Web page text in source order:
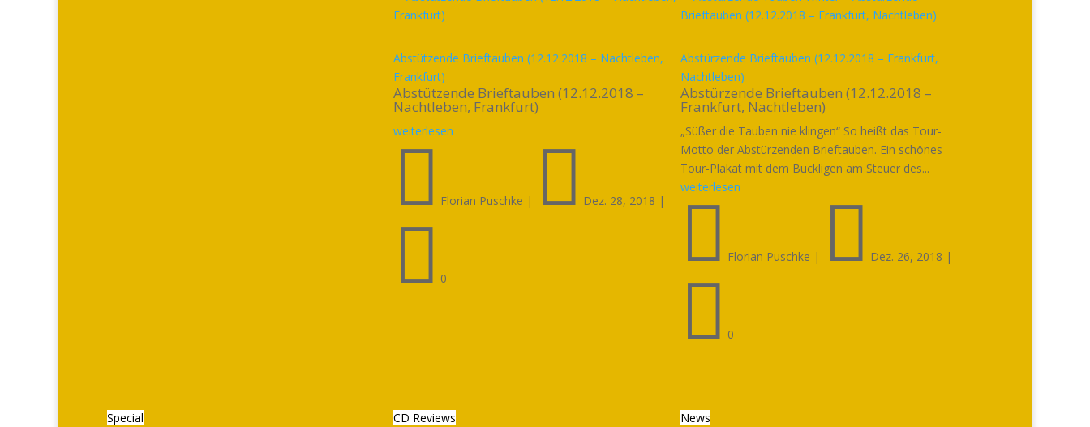
Abstützende Brieftauben (12.12.2018 – Nachtleben,
Frankfurt)
Abstützende Brieftauben (12.12.2018 –
Nachtleben, Frankfurt)
weiterlesen
 Florian Puschke |  Dez. 28, 2018 |
 0
Abstürzende Brieftauben (12.12.2018 – Frankfurt,
Nachtleben)
Abstürzende Brieftauben (12.12.2018 –
Frankfurt, Nachtleben)
„Süßer die Tauben nie klingen“ So heißt das Tour-
Motto der Abstürzenden Brieftauben. Ein schönes
Tour-Plakat mit dem Buckligen am Steuer des...
weiterlesen
 Florian Puschke |  Dez. 26, 2018 |
 0
Special CD Reviews News